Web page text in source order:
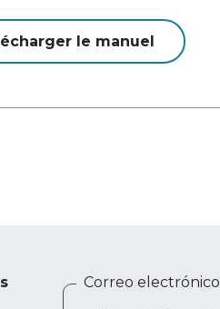
le manuel
Correo electrónico